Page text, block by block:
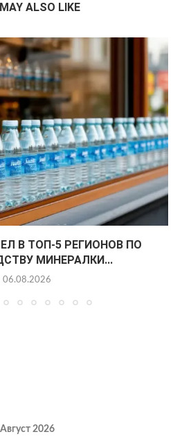
ALSO LIKE
В ТОП-5 РЕГИОНОВ ПО
МИНЕРАЛКИ...
06.08.2026
Август 2026